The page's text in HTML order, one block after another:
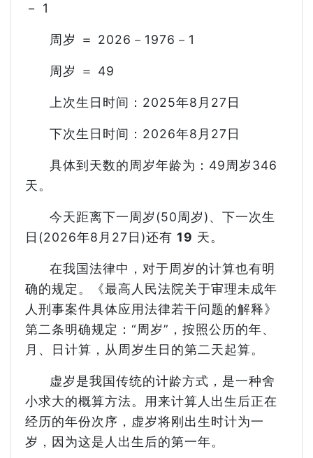
－ 1
周岁 ＝ 2026－1976－1
周岁 ＝ 49
上次生日时间：2025年8月27日
下次生日时间：2026年8月27日
具体到天数的周岁年龄为：49周岁346
天。
今天距离下一周岁(50周岁)、下一次生
日(2026年8月27日)还有 19 天。
在我国法律中，对于周岁的计算也有明
确的规定。《最高人民法院关于审理未成年
人刑事案件具体应用法律若干问题的解释》
第二条明确规定：“周岁”，按照公历的年、
月、日计算，从周岁生日的第二天起算。
虚岁是我国传统的计龄方式，是一种舍
小求大的概算方法。用来计算人出生后正在
经历的年份次序，虚岁将刚出生时计为一
岁，因为这是人出生后的第一年。